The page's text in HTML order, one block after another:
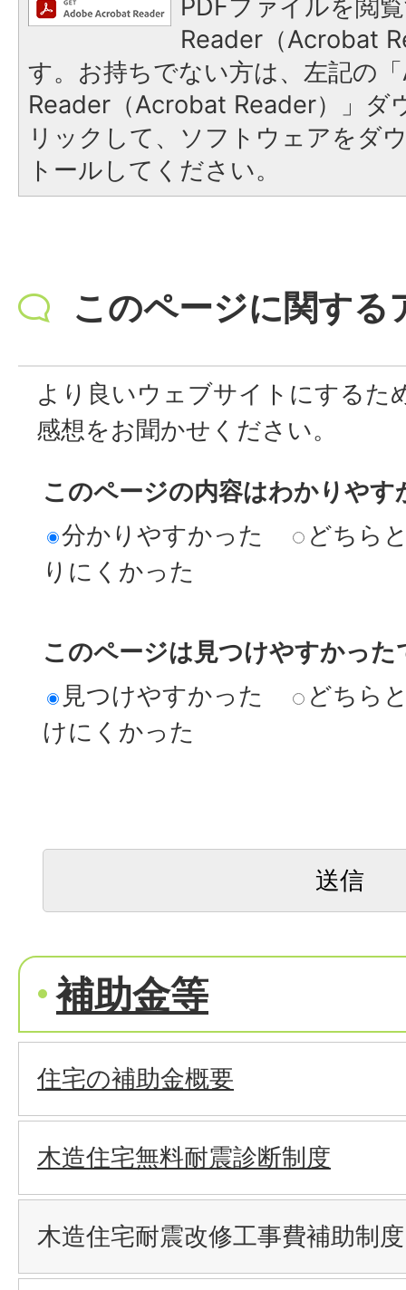
PDFファイルを閲
Reader（Acrobat
す。お持ちでない方は、左記の
Reader（Acrobat Reader）」ダ
リックして、ソフトウェアをダ
トールしてください。
このページに関する
より良いウェブサイトにするた
感想をお聞かせください。
このページの内容はわかりやす
分かりやすかった
どちら
りにくかった
このページは見つけやすかった
見つけやすかった
どちら
けにくかった
補助金等
住宅の補助金概要
木造住宅無料耐震診断制度
木造住宅耐震改修工事費補助制度